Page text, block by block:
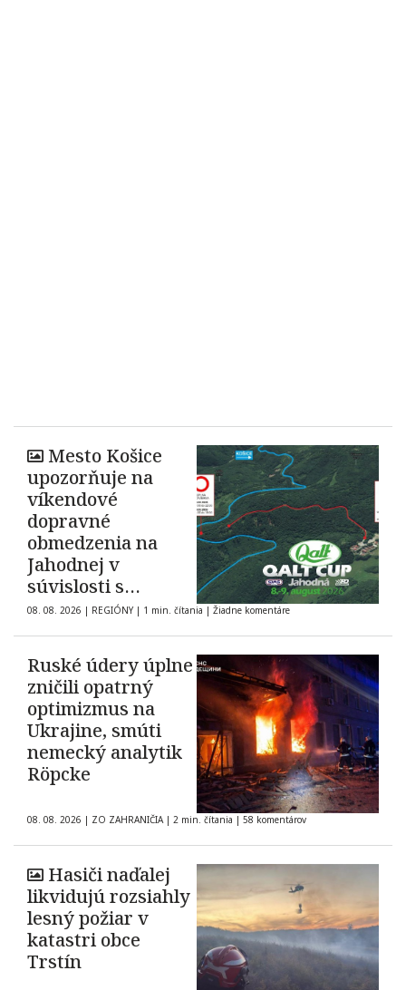
Mesto Košice
upozorňuje na
víkendové
dopravné
obmedzenia na
Jahodnej v
súvislosti s
automobilovými
pretekmi
08. 08. 2026 | REGIÓNY | 1 min. čítania | Žiadne komentáre
Ruské údery úplne
zničili opatrný
optimizmus na
Ukrajine, smúti
nemecký analytik
Röpcke
08. 08. 2026 | ZO ZAHRANIČIA | 2 min. čítania | 58 komentárov
Hasiči naďalej
likvidujú rozsiahly
lesný požiar v
katastri obce
Trstín